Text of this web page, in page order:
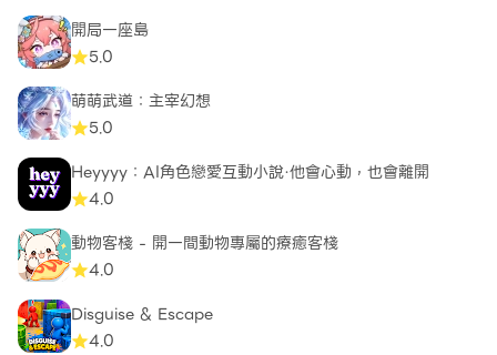
開局一座島
5.0
萌萌武道：主宰幻想
5.0
Heyyyy：AI角色戀愛互動小說·他會心動，也會離開
4.0
動物客棧 - 開一間動物專屬的療癒客棧
4.0
Disguise & Escape
4.0